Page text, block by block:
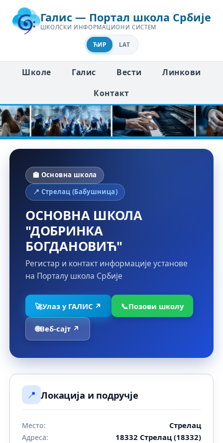
Галис — Портал школа Србије
ШКОЛСКИ ИНФОРМАЦИОНИ СИСТЕМ
ЋИР LAT
Школе Галис Вести
Линкови
Контакт
🏫 Основна школа
📍 Стрелац (Бабушница)
ОСНОВНА ШКОЛА
"ДОБРИНКА
БОГДАНОВИЋ"
Регистар и контакт информације установе
на Порталу школа Србије
🚀Улаз у ГАЛИС ↗ 📞Позови школу
🌐Веб-сајт ↗
📍 Локација и подручје
Место: Стрелац
Адреса: 18332 Стрелац (18332)